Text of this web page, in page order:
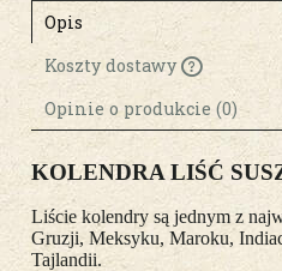
Opis
Koszty dostawy
Cena nie zawiera
płatności
Opinie o produkcie (0)
KOLENDRA LIŚĆ
Liście kolendry są jednym z
Gruzji, Meksyku, Maroku,
Tajlandii.